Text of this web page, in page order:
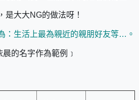
是大大NG的做法呀！
：生活上最為親近的親朋好友等…。
的名字作為範例﹞